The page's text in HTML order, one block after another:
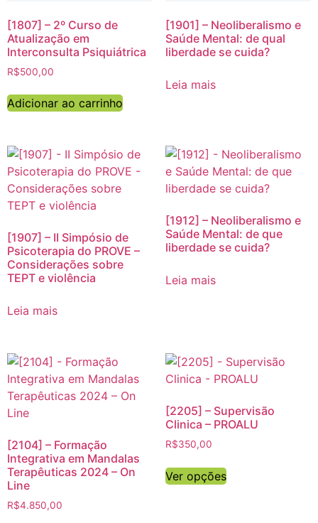
[1807] – 2º Curso de
Atualização em
Interconsulta Psiquiátrica
R$500,00
Adicionar ao carrinho
[1901] – Neoliberalismo e
Saúde Mental: de qual
liberdade se cuida?
Leia mais
[1907] – II Simpósio de
Psicoterapia do PROVE –
Considerações sobre
TEPT e violência
Leia mais
[1912] – Neoliberalismo e
Saúde Mental: de que
liberdade se cuida?
Leia mais
[2104] – Formação
Integrativa em Mandalas
Terapêuticas 2024 – On
Line
R$4.850,00
[2205] – Supervisão
Clinica – PROALU
R$350,00
Ver opções